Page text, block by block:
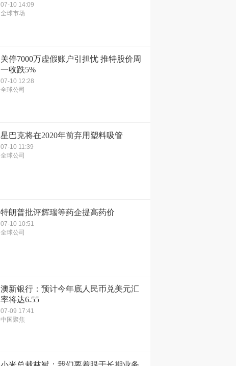
07-10 14:09
全球市场
关停7000万虚假账户引担忧 推特股价周
一收跌5%
07-10 12:28
全球公司
星巴克将在2020年前弃用塑料吸管
07-10 11:39
全球公司
特朗普批评辉瑞等药企提高药价
07-10 10:51
全球公司
澳新银行：预计今年底人民币兑美元汇
率将达6.55
07-09 17:41
中国聚焦